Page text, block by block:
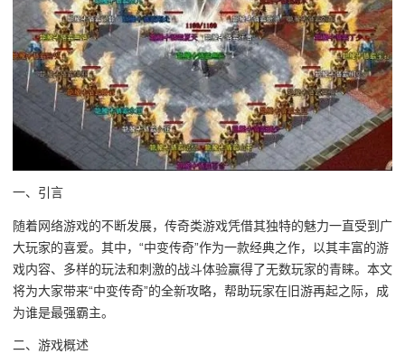
一、引言
随着网络游戏的不断发展，传奇类游戏凭借其独特的魅力一直受到广
大玩家的喜爱。其中，“中变传奇”作为一款经典之作，以其丰富的游
戏内容、多样的玩法和刺激的战斗体验赢得了无数玩家的青睐。本文
将为大家带来“中变传奇”的全新攻略，帮助玩家在旧游再起之际，成
为谁是最强霸主。
二、游戏概述